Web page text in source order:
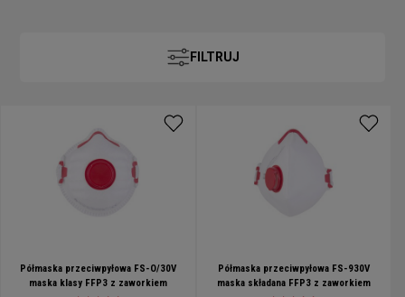
FILTRUJ
Półmaska przeciwpyłowa FS-O/30V
maska klasy FFP3 z zaworkiem
Półmaska przeciwpyłowa FS-930V
maska składana FFP3 z zaworkiem